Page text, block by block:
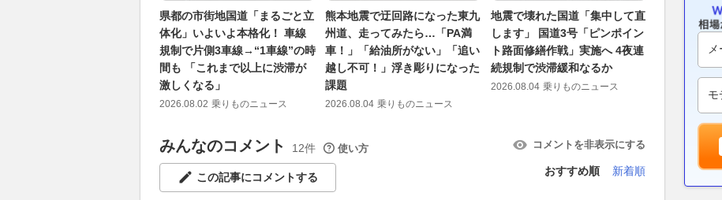
県都の市街地国道「まるごと立
体化」いよいよ本格化！ 車線
規制で片側3車線→“1車線”の時
間も 「これまで以上に渋滞が
激しくなる」
2026.08.02 乗りものニュース
熊本地震で迂回路になった東九
州道、走ってみたら…「PA満
車！」「給油所がない」「追い
越し不可！」浮き彫りになった
課題
2026.08.04 乗りものニュース
地震で壊れた国道「集中して直
します」 国道3号「ピンポイン
ト路面修繕作戦」実施へ 4夜連
続規制で渋滞緩和なるか
2026.08.04 乗りものニュース
千葉の「新
ート案”が
＋現道拡幅
費は“約1兆
みんなのコメント 12件 使い方 コメントを非表示にする
この記事にコメントする
おすすめ順 新着順